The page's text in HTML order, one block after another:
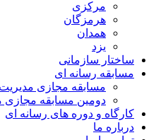
مرکزی
هرمزگان
همدان
یزد
ساختار سازمانی
مسابقه رسانه ای
مسابقه مجازی
دومین مسابقه مجازی
کارگاه و دوره های رسانه ای
درباره ما